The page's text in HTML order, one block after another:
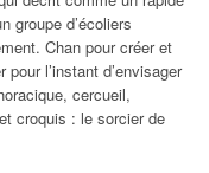
groupe d’écoliers
Chan pour créer et
l’instant d’envisager
cercueil,
croquis : le sorcier de